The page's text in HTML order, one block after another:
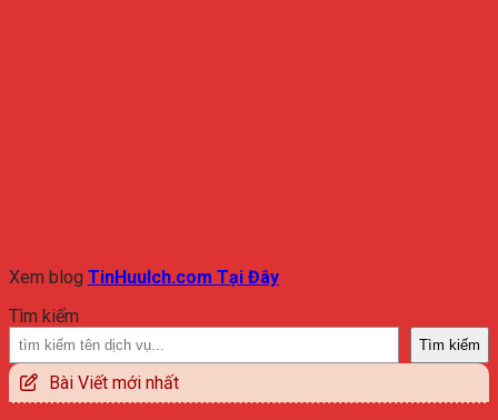
Xem blog TinHuuIch.com Tại Đây
Tìm kiếm
Tìm kiếm
Bài Viết mới nhất